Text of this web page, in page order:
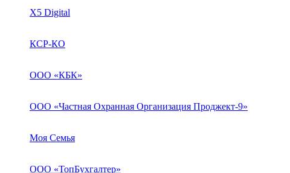
X5 Digital
КСР-КО
ООО «КБК»
ООО «Частная Охранная Организация Проджект-9»
Моя Семья
ООО «ТопБухгалтер»